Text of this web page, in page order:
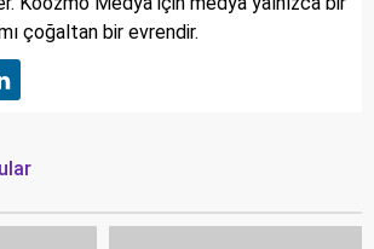
çoğaltan bir evrendir.